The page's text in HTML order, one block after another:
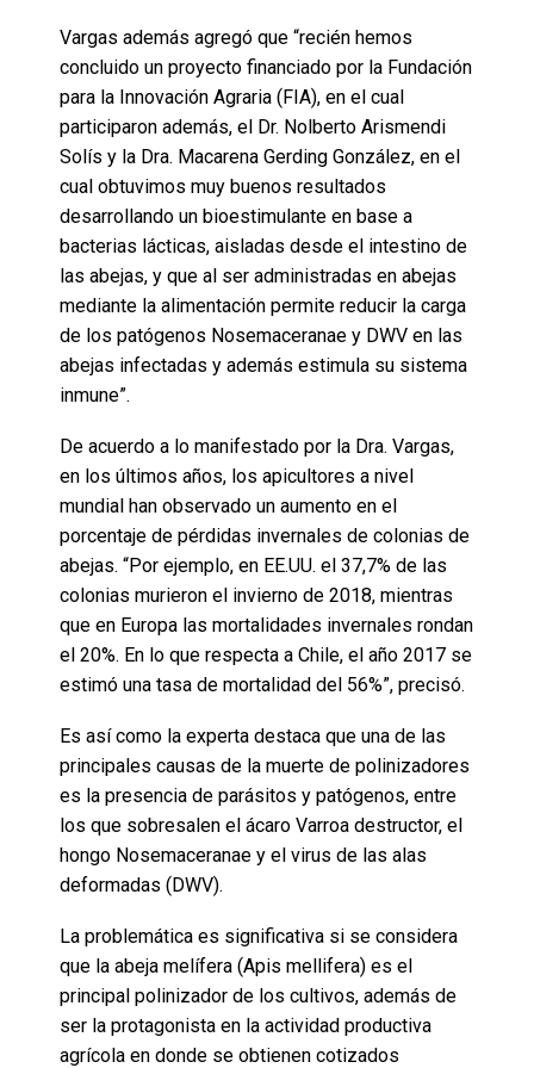
Vargas además agregó que “recién hemos
concluido un proyecto financiado por la Fundación
para la Innovación Agraria (FIA), en el cual
participaron además, el Dr. Nolberto Arismendi
Solís y la Dra. Macarena Gerding González, en el
cual obtuvimos muy buenos resultados
desarrollando un bioestimulante en base a
bacterias lácticas, aisladas desde el intestino de
las abejas, y que al ser administradas en abejas
mediante la alimentación permite reducir la carga
de los patógenos Nosemaceranae y DWV en las
abejas infectadas y además estimula su sistema
inmune”.
De acuerdo a lo manifestado por la Dra. Vargas,
en los últimos años, los apicultores a nivel
mundial han observado un aumento en el
porcentaje de pérdidas invernales de colonias de
abejas. “Por ejemplo, en EE.UU. el 37,7% de las
colonias murieron el invierno de 2018, mientras
que en Europa las mortalidades invernales rondan
el 20%. En lo que respecta a Chile, el año 2017 se
estimó una tasa de mortalidad del 56%”, precisó.
Es así como la experta destaca que una de las
principales causas de la muerte de polinizadores
es la presencia de parásitos y patógenos, entre
los que sobresalen el ácaro Varroa destructor, el
hongo Nosemaceranae y el virus de las alas
deformadas (DWV).
La problemática es significativa si se considera
que la abeja melífera (Apis mellifera) es el
principal polinizador de los cultivos, además de
ser la protagonista en la actividad productiva
agrícola en donde se obtienen cotizados